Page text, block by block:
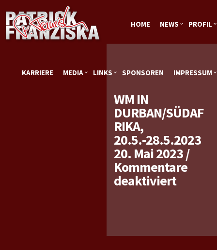
HOME NEWS PROFIL
KARRIERE MEDIA LINKS SPONSOREN IMPRESSUM
WM IN
DURBAN/SÜDAF
RIKA,
20.5.-28.5.2023
20. Mai 2023/
Kommentare
deaktiviertfür
20.5.-